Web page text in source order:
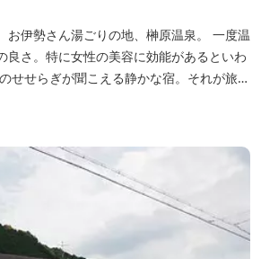
お伊勢さん湯ごりの地、榊原温泉。 一度温
良さ。特に女性の美容に効能があるといわ
せせらぎが聞こえる静かな宿。それが旅
く滑らかな安らぎの湯や旬の味、心のこ
けております。 日頃の喧騒から離れ、平安
きの名湯を是非実感してください。